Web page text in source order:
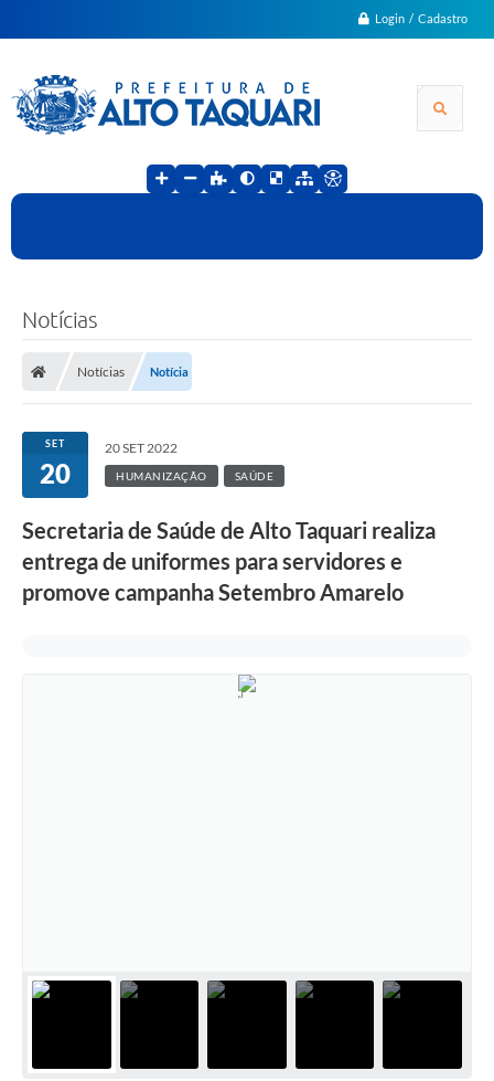
Login / Cadastro
Notícias
Notícias Notícia
SET
20
20 SET 2022
HUMANIZAÇÃO SAÚDE
Secretaria de Saúde de Alto Taquari realiza
entrega de uniformes para servidores e
promove campanha Setembro Amarelo